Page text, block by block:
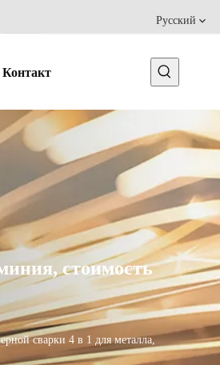
Pусский
Контакт
стоимость
сварки 4 в 1 для металла,